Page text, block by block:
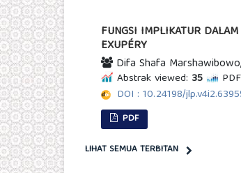
FUNGSI IMPLIKATUR
EXUPÉRY
Difa Shafa
Abstrak viewed: 35
DOI : 10.24198/
PDF
LIHAT SEMUA TERBITAN